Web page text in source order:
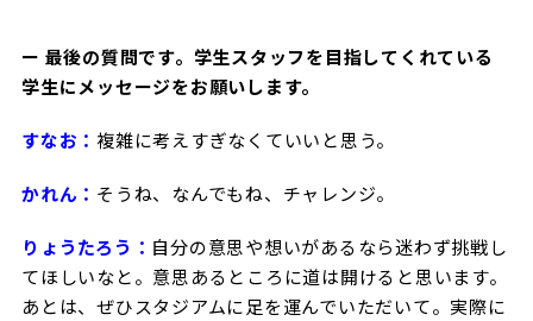
ー 最後の質問です。学生スタッフを目指してくれている
学生にメッセージをお願いします。
すなお： 複雑に考えすぎなくていいと思う。
かれん： そうね、なんでもね、チャレンジ。
りょうたろう： 自分の意思や想いがあるなら迷わず挑戦し
てほしいなと。 意思あるところに道は開けると思います。
あとは、 ぜひスタジアムに足を運んでいただいて。実際に